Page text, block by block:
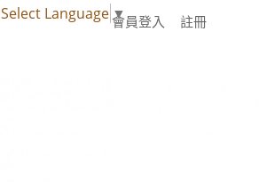
Select Language ▼
會員登入 註冊